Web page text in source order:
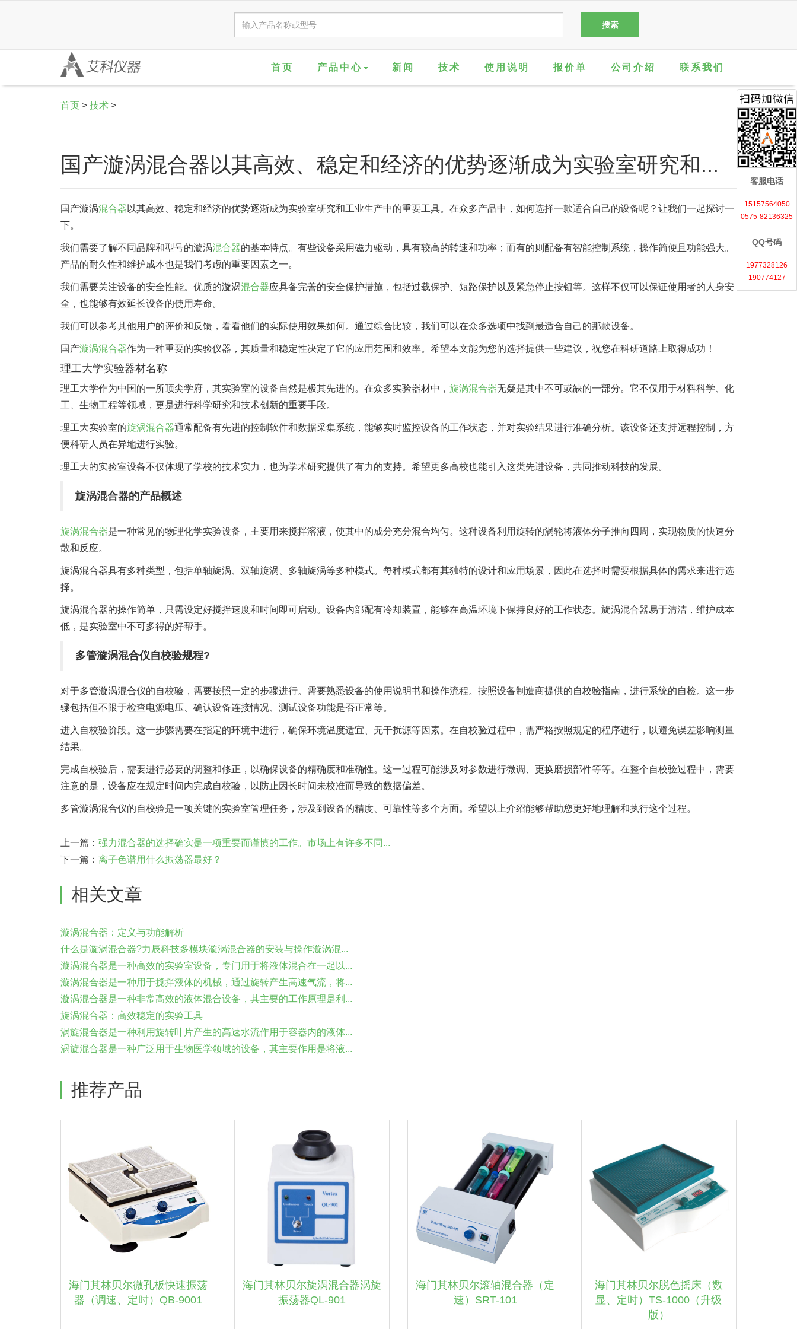
首页 产品中心 新闻 技术 使用说明 报价单 公司介绍 联系我们
首页 > 技术 >
国产漩涡混合器以其高效、稳定和经济的优势逐渐成为实验室研究和...
国产漩涡混合器 以其高效、稳定和经济的优势逐渐成为实验室研究和工业生产中的重要工具。在众多产品中，如何选择一款适合自己的设备呢？让我们一起探讨一
下。
我们需要了解不同品牌和型号的漩涡混合器的基本特点。有些设备采用磁力驱动，具有较高的转速和功率；而有的则配备有智能控制系统，操作简便且功能强大。
产品的耐久性和维护成本也是我们考虑的重要因素之一。
我们需要关注设备的安全性能。优质的漩涡混合器应具备完善的安全保护措施，包括过载保护、短路保护以及紧急停止按钮等。这样不仅可以保证使用者的人身安
全，也能够有效延长设备的使用寿命。
我们可以参考其他用户的评价和反馈，看看他们的实际使用效果如何。通过综合比较，我们可以在众多选项中找到最适合自己的那款设备。
国产漩涡混合器作为一种重要的实验仪器，其质量和稳定性决定了它的应用范围和效率。希望本文能为您的选择提供一些建议，祝您在科研道路上取得成功！
理工大学实验器材名称
理工大学作为中国的一所顶尖学府，其实验室的设备自然是极其先进的。在众多实验器材中， 旋涡混合器无疑是其中不可或缺的一部分。它不仅用于材料科学、化
工、生物工程等领域，更是进行科学研究和技术创新的重要手段。
理工大实验室的旋涡混合器通常配备有先进的控制软件和数据采集系统，能够实时监控设备的工作状态，并对实验结果进行准确分析。该设备还支持远程控制，方
便科研人员在异地进行实验。
理工大的实验室设备不仅体现了学校的技术实力，也为学术研究提供了有力的支持。希望更多高校也能引入这类先进设备，共同推动科技的发展。
旋涡混合器的产品概述
旋涡混合器是一种常见的物理化学实验设备，主要用来搅拌溶液，使其中的成分充分混合均匀。这种设备利用旋转的涡轮将液体分子推向四周，实现物质的快速分
散和反应。
旋涡混合器具有多种类型，包括单轴旋涡、双轴旋涡、多轴旋涡等多种模式。每种模式都有其独特的设计和应用场景，因此在选择时需要根据具体的需求来进行选
择。
旋涡混合器的操作简单，只需设定好搅拌速度和时间即可启动。设备内部配有冷却装置，能够在高温环境下保持良好的工作状态。旋涡混合器易于清洁，维护成本
低，是实验室中不可多得的好帮手。
多管漩涡混合仪自校验规程?
对于多管漩涡混合仪的自校验，需要按照一定的步骤进行。需要熟悉设备的使用说明书和操作流程。按照设备制造商提供的自校验指南，进行系统的自检。这一步
骤包括但不限于检查电源电压、确认设备连接情况、测试设备功能是否正常等。
进入自校验阶段。这一步骤需要在指定的环境中进行，确保环境温度适宜、无干扰源等因素。在自校验过程中，需严格按照规定的程序进行，以避免误差影响测量
结果。
完成自校验后，需要进行必要的调整和修正，以确保设备的精确度和准确性。这一过程可能涉及对参数进行微调、更换磨损部件等等。在整个自校验过程中，需要
注意的是，设备应在规定时间内完成自校验，以防止因长时间未校准而导致的数据偏差。
多管漩涡混合仪的自校验是一项关键的实验室管理任务，涉及到设备的精度、可靠性等多个方面。希望以上介绍能够帮助您更好地理解和执行这个过程。
上一篇： 强力混合器的选择确实是一项重要而谨慎的工作。市场上有许多不同...
下一篇： 离子色谱用什么振荡器最好？
相关文章
漩涡混合器：定义与功能解析
什么是漩涡混合器?力辰科技多模块漩涡混合器的安装与操作漩涡混...
漩涡混合器是一种高效的实验室设备，专门用于将液体混合在一起以...
漩涡混合器是一种用于搅拌液体的机械，通过旋转产生高速气流，将...
漩涡混合器是一种非常高效的液体混合设备，其主要的工作原理是利...
旋涡混合器：高效稳定的实验工具
涡旋混合器是一种利用旋转叶片产生的高速水流作用于容器内的液体...
涡旋混合器是一种广泛用于生物医学领域的设备，其主要作用是将液...
推荐产品
海门其林贝尔微孔板快速振荡
器（调速、定时）QB-9001
海门其林贝尔旋涡混合器涡旋
振荡器QL-901
海门其林贝尔滚轴混合器（定
速）SRT-101
海门其林贝尔脱色摇床（数
显、定时）TS-1000（升级
版）
客服电话
15157564050
0575-82136325
QQ号码
1977328126
190774127